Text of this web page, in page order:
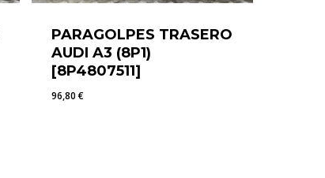
PARAGOLPES TRASERO
AUDI A3 (8P1)
[8P4807511]
96,80€